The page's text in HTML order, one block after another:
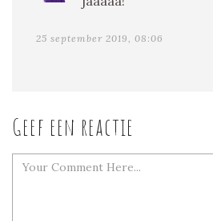
25 september 2019, 08:06
Geef een reactie